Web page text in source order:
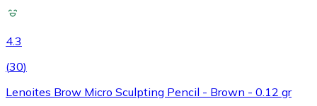
4.3
(30)
Lenoites Brow Micro Sculpting Pencil - Brown - 0.12 gr